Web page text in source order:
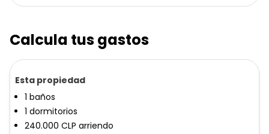
Calcula tus gastos
Esta propiedad
1 baños
1 dormitorios
240.000 CLP arriendo